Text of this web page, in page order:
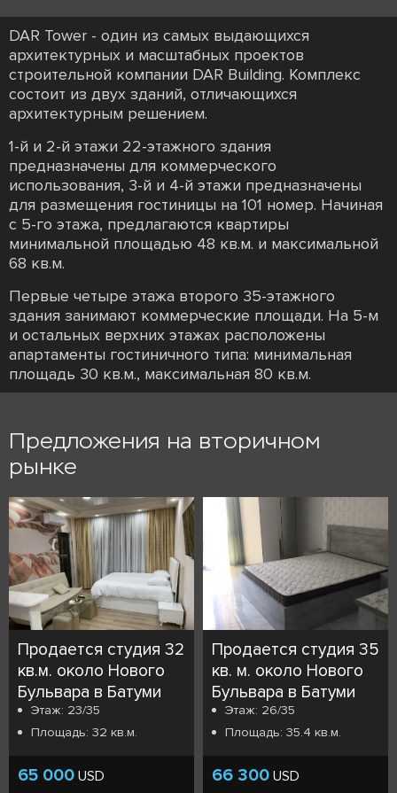
DAR Tower - один из самых выдающихся
архитектурных и масштабных проектов
строительной компании DAR Building. Комплекс
состоит из двух зданий, отличающихся
архитектурным решением.
1-й и 2-й этажи 22-этажного здания
предназначены для коммерческого
использования, 3-й и 4-й этажи предназначены
для размещения гостиницы на 101 номер. Начиная
с 5-го этажа, предлагаются квартиры
минимальной площадью 48 кв.м. и максимальной
68 кв.м.
Первые четыре этажа второго 35-этажного
здания занимают коммерческие площади. На 5-м
и остальных верхних этажах расположены
апартаменты гостиничного типа: минимальная
площадь 30 кв.м., максимальная 80 кв.м.
Предложения на вторичном
рынке
Продается студия 32
кв.м. около Нового
Бульвара в Батуми
Этаж: 23/35
Площадь: 32 кв.м.
65 000 USD
Продается студия 35
кв. м. около Нового
Бульвара в Батуми
Этаж: 26/35
Площадь: 35.4 кв.м.
66 300 USD